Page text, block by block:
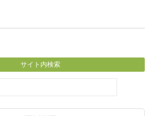
サイト内検索